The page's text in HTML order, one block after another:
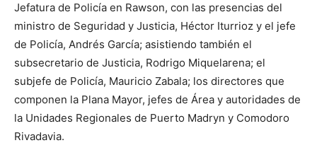
Jefatura de Policía en Rawson, con las presencias del
ministro de Seguridad y Justicia, Héctor Iturrioz y el jefe
de Policía, Andrés García; asistiendo también el
subsecretario de Justicia, Rodrigo Miquelarena; el
subjefe de Policía, Mauricio Zabala; los directores que
componen la Plana Mayor, jefes de Área y autoridades de
la Unidades Regionales de Puerto Madryn y Comodoro
Rivadavia.